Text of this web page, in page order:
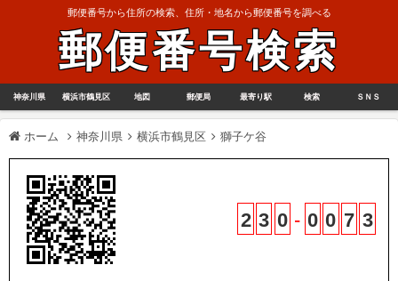
郵便番号から住所の検索、住所・地名から郵便番号を調べる
郵便番号検索
神奈川県 横浜市鶴見区 地図 郵便局 最寄り駅 検索 ＳＮＳ
ホーム 神奈川県 横浜市鶴見区 獅子ケ谷
2 3 0 - 0 0 7 3